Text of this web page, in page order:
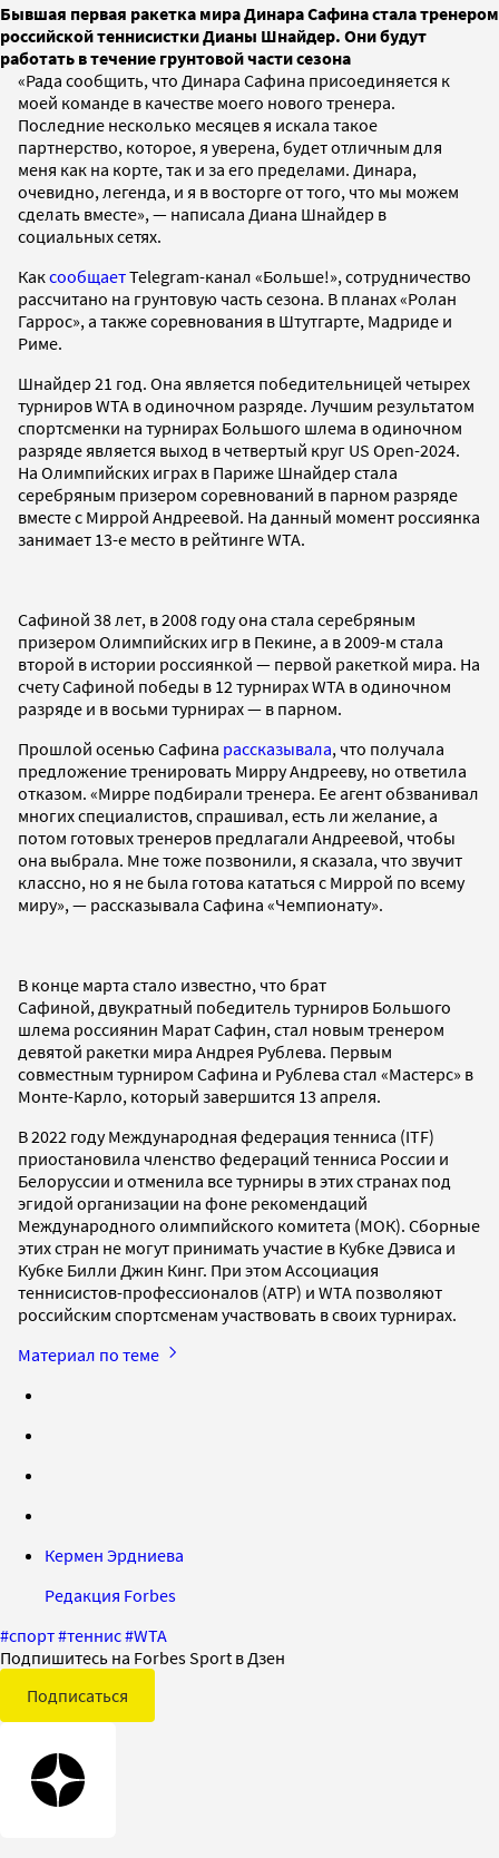
Бывшая первая ракетка мира Динара Сафина стала тренером
российской теннисистки Дианы Шнайдер. Они будут
работать в течение грунтовой части сезона
«Рада сообщить, что Динара Сафина присоединяется к
моей команде в качестве моего нового тренера.
Последние несколько месяцев я искала такое
партнерство, которое, я уверена, будет отличным для
меня как на корте, так и за его пределами. Динара,
очевидно, легенда, и я в восторге от того, что мы можем
сделать вместе», — написала Диана Шнайдер в
социальных сетях.
КаксообщаетTelegram-канал «Больше!», сотрудничество
рассчитано на грунтовую часть сезона. В планах «Ролан
Гаррос», а также соревнования в Штутгарте, Мадриде и
Риме.
Шнайдер 21 год. Она является победительницей четырех
турниров WTA в одиночном разряде. Лучшим результатом
спортсменки на турнирах Большого шлема в одиночном
разряде является выход в четвертый круг US Open-2024.
На Олимпийских играх в Париже Шнайдер стала
серебряным призером соревнований в парном разряде
вместе с Миррой Андреевой. На данный момент россиянка
занимает 13-е место в рейтинге WTA.
Сафиной 38 лет, в 2008 году она стала серебряным
призером Олимпийских игр в Пекине, а в 2009-м стала
второй в истории россиянкой — первой ракеткой мира. На
счету Сафиной победы в 12 турнирах WTA в одиночном
разряде и в восьми турнирах — в парном.
Прошлой осенью Сафина рассказывала, что получала
предложение тренировать Мирру Андрееву, но ответила
отказом. «Мирре подбирали тренера. Ее агент обзванивал
многих специалистов, спрашивал, есть ли желание, а
потом готовых тренеров предлагали Андреевой, чтобы
она выбрала. Мне тоже позвонили, я сказала, что звучит
классно, но я не была готова кататься с Миррой по всему
миру», — рассказывала Сафина «Чемпионату».
В конце марта стало известно, что брат
Сафиной, двукратный победитель турниров Большого
шлема россиянин Марат Сафин, стал новым тренером
девятой ракетки мира Андрея Рублева. Первым
совместным турниром Сафина и Рублева стал «Мастерс» в
Монте-Карло, который завершится 13 апреля.
В 2022 году Международная федерация тенниса (ITF)
приостановила членство федераций тенниса России и
Белоруссии и отменила все турниры в этих странах под
эгидой организации на фоне рекомендаций
Международного олимпийского комитета (МОК). Сборные
этих стран не могут принимать участие в Кубке Дэвиса и
Кубке Билли Джин Кинг. При этом Ассоциация
теннисистов-профессионалов (ATP) и WTA позволяют
российским спортсменам участвовать в своих турнирах.
Материал по теме
Кермен Эрдниева
Редакция Forbes
#спорт#теннис#WTA
Подпишитесь на Forbes Sport в Дзен
Подписаться